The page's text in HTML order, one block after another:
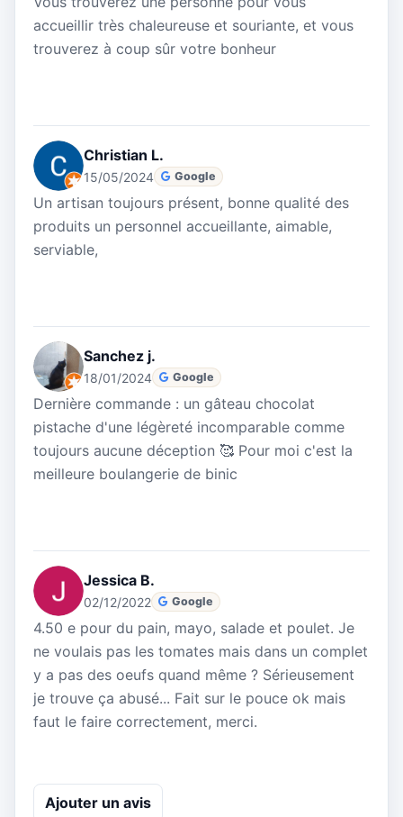
accueillir très chaleureuse et souriante, et vous
trouverez à coup sûr votre bonheur
Christian L.
15/05/2024 Google
Un artisan toujours présent, bonne qualité des
produits un personnel accueillante, aimable,
serviable,
Sanchez j.
18/01/2024 Google
Dernière commande : un gâteau chocolat
pistache d'une légèreté incomparable comme
toujours aucune déception 🥰 Pour moi c'est la
meilleure boulangerie de binic
Jessica B.
02/12/2022 Google
4.50 e pour du pain, mayo, salade et poulet. Je
ne voulais pas les tomates mais dans un complet
y a pas des oeufs quand même ? Sérieusement
je trouve ça abusé... Fait sur le pouce ok mais
faut le faire correctement, merci.
Ajouter un avis